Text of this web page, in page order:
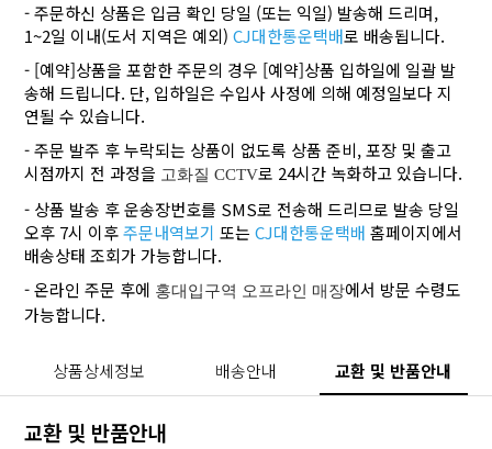
- 주문하신 상품은 입금 확인 당일 (또는 익일) 발송해 드리며,
1~2일 이내(도서 지역은 예외)CJ대한통운택배로 배송됩니다.
- [예약]상품을 포함한 주문의 경우 [예약]상품 입하일에 일괄 발
송해 드립니다. 단, 입하일은 수입사 사정에 의해 예정일보다 지
연될 수 있습니다.
- 주문 발주 후 누락되는 상품이 없도록 상품 준비, 포장 및 출고
시점까지 전 과정을 고화질 CCTV로 24시간 녹화하고 있습니다.
- 상품 발송 후 운송장번호를 SMS로 전송해 드리므로 발송 당일
오후 7시 이후주문내역보기 또는CJ대한통운택배 홈페이지에서
배송상태 조회가 가능합니다.
- 온라인 주문 후에 홍대입구역 오프라인 매장에서 방문 수령도
가능합니다.
상품상세정보 배송안내 교환 및 반품안내
교환 및 반품안내